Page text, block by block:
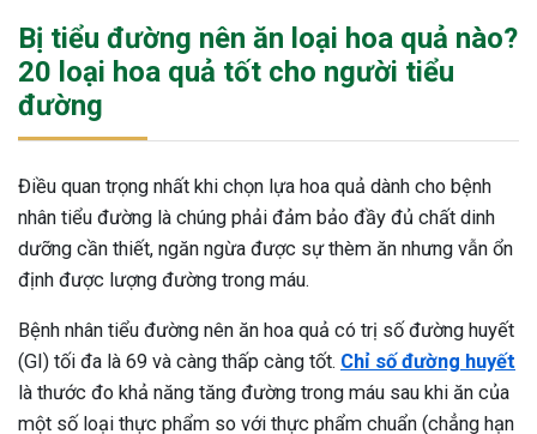
Bị tiểu đường nên ăn loại hoa quả nào?
20 loại hoa quả tốt cho người tiểu
đường
Điều quan trọng nhất khi chọn lựa hoa quả dành cho bệnh
nhân tiểu đường là chúng phải đảm bảo đầy đủ chất dinh
dưỡng cần thiết, ngăn ngừa được sự thèm ăn nhưng vẫn ổn
định được lượng đường trong máu.
Bệnh nhân tiểu đường nên ăn hoa quả có trị số đường huyết
(GI) tối đa là 69 và càng thấp càng tốt. Chỉ số đường huyết
là thước đo khả năng tăng đường trong máu sau khi ăn của
một số loại thực phẩm so với thực phẩm chuẩn (chẳng hạn